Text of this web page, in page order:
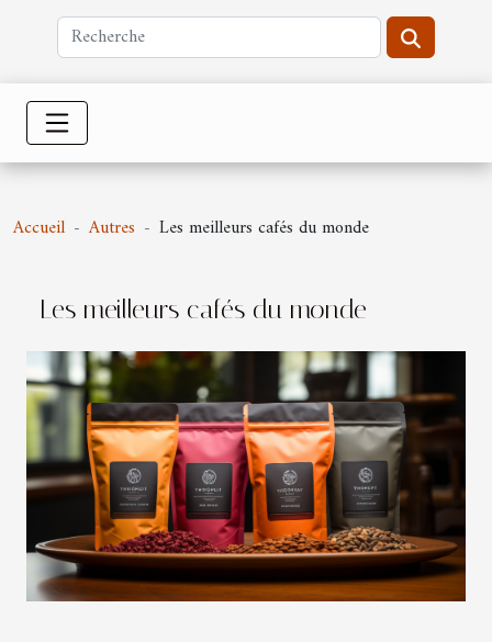
Accueil Autres Les meilleurs cafés du monde
Les meilleurs cafés du monde